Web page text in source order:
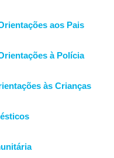
aos Pais
à Polícia
às Crianças